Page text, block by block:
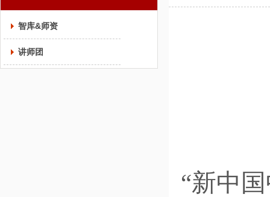
智库&师资
讲师团
“新中